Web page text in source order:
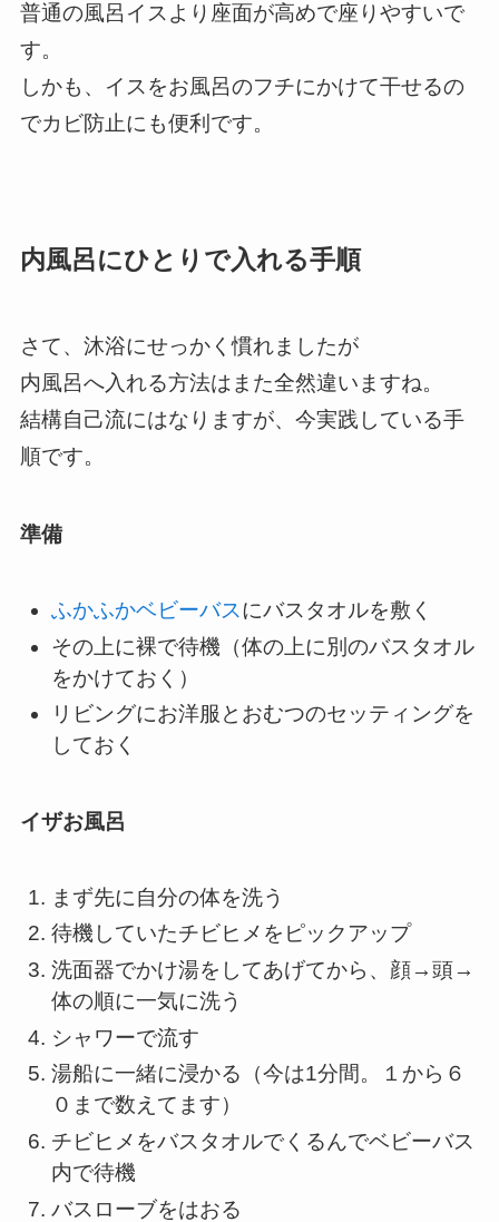
普通の風呂イスより座面が高めで座りやすいで
す。
しかも、イスをお風呂のフチにかけて干せるの
でカビ防止にも便利です。
内風呂にひとりで入れる手順
さて、沐浴にせっかく慣れましたが
内風呂へ入れる方法はまた全然違いますね。
結構自己流にはなりますが、今実践している手
順です。
準備
ふかふかベビーバスにバスタオルを敷く
その上に裸で待機（体の上に別のバスタオル
をかけておく）
リビングにお洋服とおむつのセッティングを
しておく
イザお風呂
まず先に自分の体を洗う
待機していたチビヒメをピックアップ
洗面器でかけ湯をしてあげてから、顔→頭→
体の順に一気に洗う
シャワーで流す
湯船に一緒に浸かる（今は1分間。１から６
０まで数えてます）
チビヒメをバスタオルでくるんでベビーバス
内で待機
バスローブをはおる